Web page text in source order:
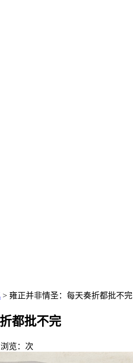
> 雍正并非情圣：每天奏折都批不完
都批不完
浏览： 次